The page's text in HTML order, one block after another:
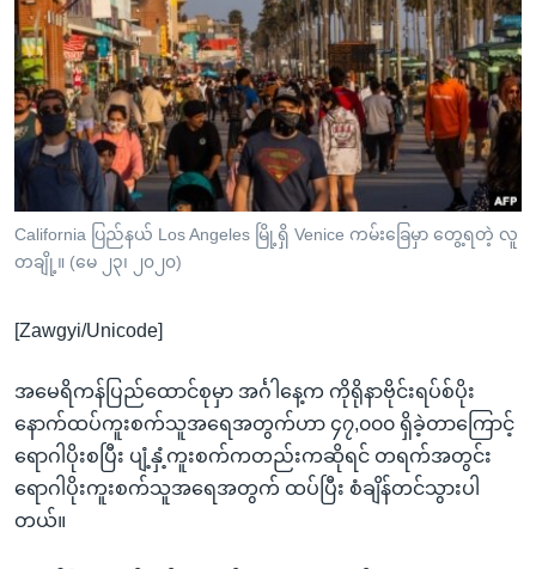
ရန်
ပင်မ
အ
ညွန်း
စာမျက်နှာ
ကြည့်
ရန်
ရန်
သို့
ကျော်
ရန်
ရုပ်ရှင်ထဲက အင်္ဂလိပ်စာ
သုတပဒေသာ အင်္ဂလိပ်စာ
တီဗွီ
ရေဒီယို/တီဗွီအစီအစဉ်
Learning English
ဗွီအိုအေ လူမှုကွန်ယက်များ
California ပြည်နယ် Los Angeles မြို့ရှိ Venice ကမ်းခြေမှာ တွေ့ရတဲ့ လူ
တချို့။ (မေ ၂၃၊ ၂၀၂၀)
[Zawgyi/Unicode]
အမေရိကန်ပြည်ထောင်စုမှာ အင်္ဂါနေ့က ကိုရိုနာဗိုင်းရပ်စ်ပိုး
နောက်ထပ်ကူးစက်သူအရေအတွက်ဟာ ၄၇,၀၀၀ ရှိခဲ့တာကြောင့်
ရောဂါပိုးစပြီး ပျံ့နှံ့ကူးစက်ကတည်းကဆိုရင် တရက်အတွင်း
ရောဂါပိုးကူးစက်သူအရေအတွက် ထပ်ပြီး စံချိန်တင်သွားပါ
တယ်။